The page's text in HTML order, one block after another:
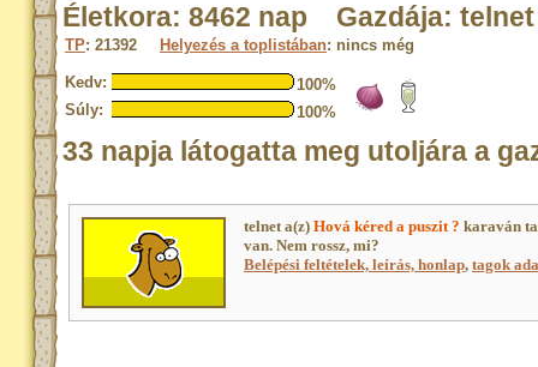
Életkora: 8462 nap Gazdája: telnet
TP: 21392 Helyezés a toplistában: nincs még
Kedv:
100%
Súly:
100%
33 napja látogatta meg utoljára a
telnet a(z) Hová kéred a puszit ? karaván
van. Nem rossz, mi?
Belépési feltételek, leírás, honlap, tagok